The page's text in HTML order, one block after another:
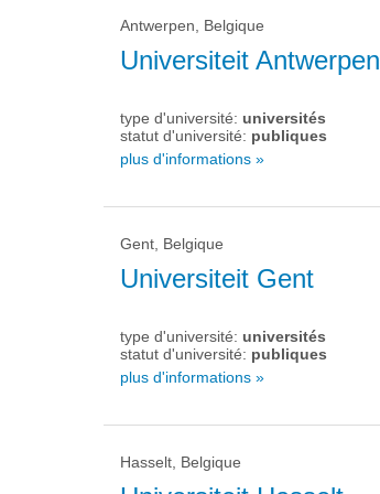
Antwerpen, Belgique
Universiteit Antwerpen
type d'université: universités
statut d'université: publiques
plus d'informations »
Gent, Belgique
Universiteit Gent
type d'université: universités
statut d'université: publiques
plus d'informations »
Hasselt, Belgique